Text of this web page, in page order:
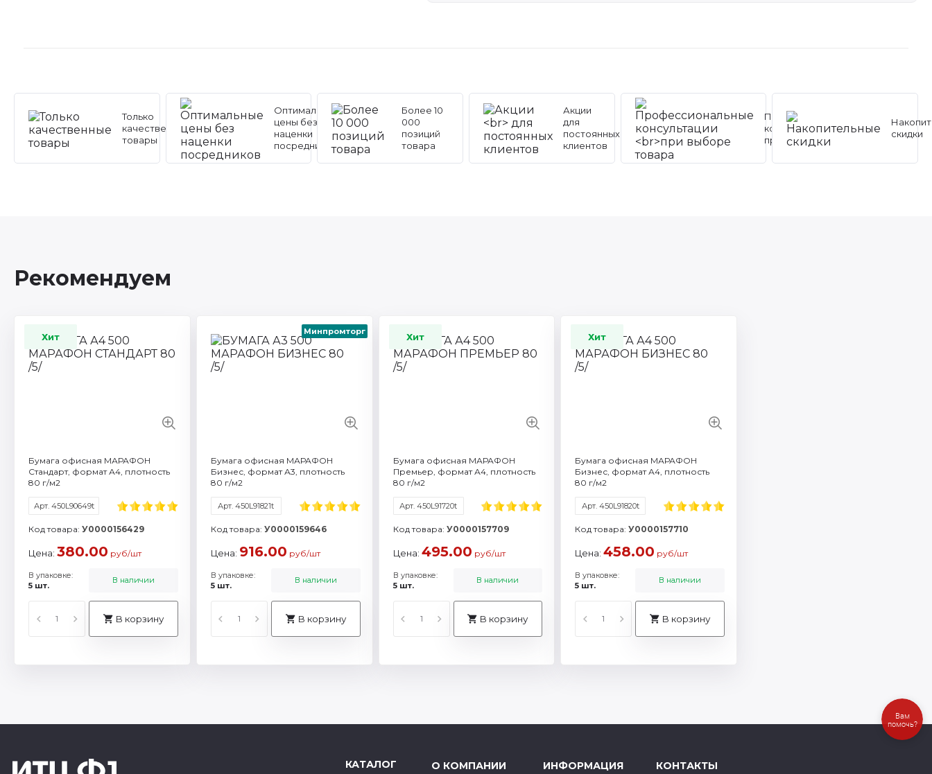
Только
качественные
товары
Оптимальные
цены без
наценки
посредников
Более 10
000
позиций
товара
Акции
для
постоянных
клиентов
Профессиональные
консультации
при выборе товара
скидки
Рекомендуем
Хит
Бумага офисная МАРАФОН
Стандарт, формат А4, плотность
80 г/м2
Арт. 450L90649t
Код товара: У0000156429
Цена: 380.00 руб/шт
В упаковке:
5 шт.
В наличии
В корзину
Артикул: 450L90649t
Количество листов: 500
Формат / объем: A4
Смотреть все характеристики
Минпромторг
Бумага офисная МАРАФОН
Бизнес, формат А3, плотность
80 г/м2
Арт. 450L91821t
Код товара: У0000159646
Цена: 916.00 руб/шт
В упаковке:
5 шт.
В наличии
В корзину
Артикул: 450L91821t
Формат / объем: A3
Торговая марка: Technoevolab
Хит
Бумага офисная МАРАФОН
Премьер, формат А4, плотность
80 г/м2
Арт. 450L91720t
Код товара: У0000157709
Цена: 495.00 руб/шт
В упаковке:
5 шт.
В наличии
В корзину
Артикул: 450L91720t
Количество листов: 500
Формат / объем: A4
Смотреть все характеристики
Хит
Бумага офисная МАРАФОН
Бизнес, формат А4, плотность
80 г/м2
Арт. 450L91820t
Код товара:У0000157710
Цена:458.00 руб/шт
В упаковке:
5 шт.
В наличии
В корзину
КАТАЛОГ О КОМПАНИИ ИНФОРМАЦИЯ КОНТАКТЫ
Вам
помочь?